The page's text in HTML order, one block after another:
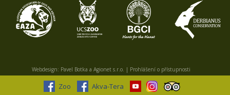
Webdesign: Pavel Botka a Agionet s.r.o. | Prohlášení o přístupnosti
Zoo Akva-Tera